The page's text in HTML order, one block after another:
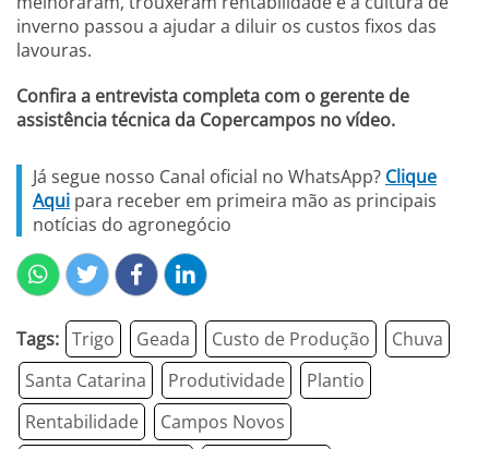
inverno passou a ajudar a diluir os custos fixos das
lavouras.
Confira a entrevista completa com o gerente de
assistência técnica da Copercampos no vídeo.
Já segue nosso Canal oficial no WhatsApp? Clique
Aqui para receber em primeira mão as principais
notícias do agronegócio
Tags: Trigo Geada Custo de Produção
Chuva
Santa Catarina
Produtividade
Plantio
Rentabilidade
Campos Novos